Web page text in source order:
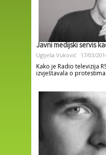
Javni medijski servis
Uglješa Vuković 17/03/
Kako je Radio televizija
izvještavala o protestima.